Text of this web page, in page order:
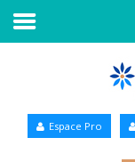
Annuaire Bien-être
Espace Pro